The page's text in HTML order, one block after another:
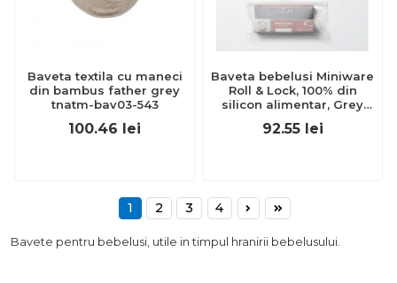
Baveta textila cu maneci
din bambus father grey
tnatm-bav03-543
100.46 lei
Baveta bebelusi Miniware
Roll & Lock, 100% din
silicon alimentar, Grey
92.55 lei
1 2 3 4
Bavete pentru bebelusi, utile in timpul hranirii bebelusului.